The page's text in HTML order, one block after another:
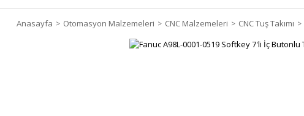
Anasayfa Otomasyon Malzemeleri CNC Malzemeleri CNC Tuş Takımı